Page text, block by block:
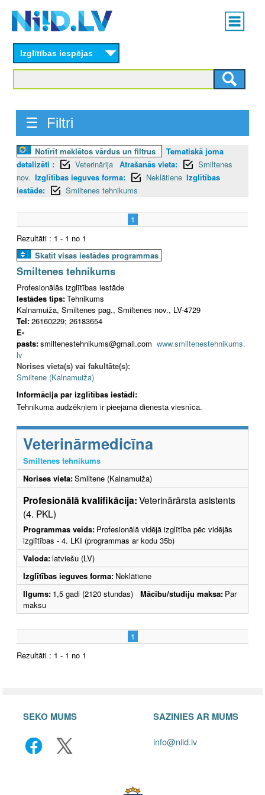
content
Main
menu
Izglītības iespējas
☰ Filtri
Notīrīt meklētos vārdus un filtrus
Tematiskā joma
detalizēti :
Veterinārija Atrašanās vieta:
Smiltenes
nov. Izglītības ieguves forma: Neklātiene Izglītības
iestāde:
Smiltenes tehnikums
1
Rezultāti : 1 - 1 no 1
Skatīt visas iestādes programmas
Smiltenes tehnikums
Profesionālās izglītības iestāde
Iestādes tips:Tehnikums
Kalnamuiža, Smiltenes pag., Smiltenes nov., LV-4729
Tel:26160229; 26183654
E-
pasts:smiltenestehnikums@gmail.com www.smiltenestehnikums.
lv
Norises vieta(s) vai fakultāte(s):
Smiltene (Kalnamuiža)
Informācija par izglītības iestādi:
Tehnikuma audzēkņiem ir pieejama dienesta viesnīca.
Veterinārmedicīna
Smiltenes tehnikums
Norises vieta:Smiltene (Kalnamuiža)
Profesionālā kvalifikācija:Veterinārārsta asistents
(4. PKL)
Programmas veids: Profesionālā vidējā izglītība pēc vidējās
izglītības - 4. LKI (programmas ar kodu 35b)
Valoda:latviešu (LV)
Izglītības ieguves forma: Neklātiene
Ilgums: 1,5 gadi (2120 stundas) Mācību/studiju maksa: Par
maksu
1
Rezultāti : 1 - 1 no 1
SEKO MUMS SAZINIES AR MUMS
info@niid.lv